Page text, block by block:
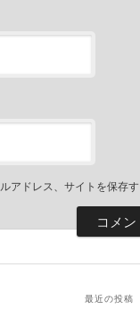
アドレス、サイトを保存
最近の投稿